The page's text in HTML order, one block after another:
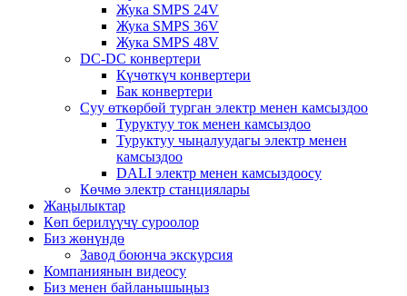
Жука SMPS 24V
Жука SMPS 36V
Жука SMPS 48V
DC-DC конвертери
Күчөткүч конвертери
Бак конвертери
Суу өткөрбөй турган электр менен камсыздоо
Туруктуу ток менен камсыздоо
Туруктуу чыңалуудагы электр менен
камсыздоо
DALI электр менен камсыздоосу
Көчмө электр станциялары
Жаңылыктар
Көп берилүүчү суроолор
Биз жөнүндө
Завод боюнча экскурсия
Компаниянын видеосу
Биз менен байланышыңыз